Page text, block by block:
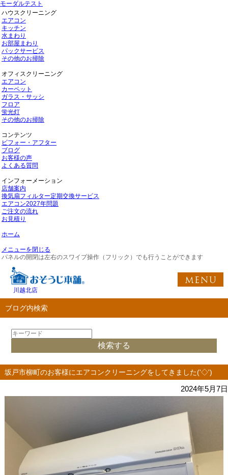
モーダルテスト
ハウスクリーニング
エアコン
キッチン
水まわり
お部屋まわり
パックサービス
その他のお掃除
オフィスクリーニング
エアコン
カーペット
ガラス・サッシ
フロア
蛍光灯
その他のお掃除
コンテンツ
ビフォー・アフター
ブログ
お客様の声
よくある質問
インフォーメーション
店舗案内
換気扇フィルター定期交換サービス
エアコン2027年問題
ご注文の流れ
お見積り
ホーム
メニューを閉じる
パネルの開閉は左右のスワイプ操作（フリック）でも行うことができます
川越北店
ブログ内検索
坂戸市柳町のお客様にエアコンクリーニングをしてきました('◇')ゞ
2024年5月7日